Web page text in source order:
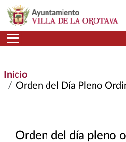
Pasar al contenido principal
Inicio
Orden del Día Pleno
Orden del día pleno